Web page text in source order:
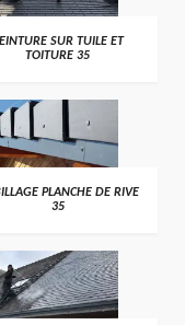
SUR TUILE ET
TOITURE 35
PLANCHE DE RIVE
35